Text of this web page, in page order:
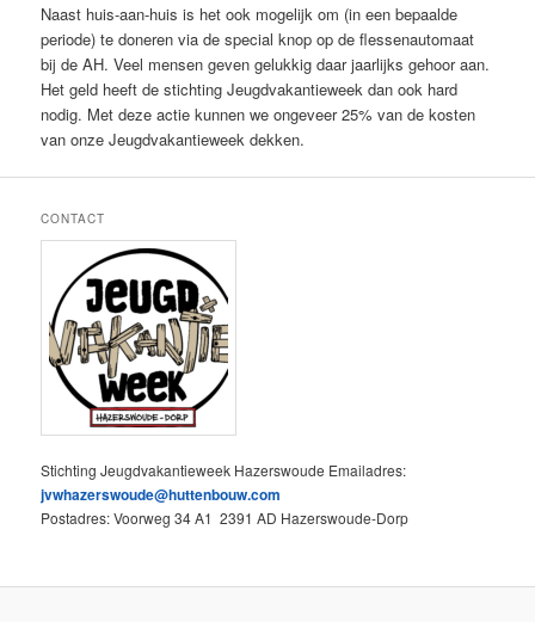
Naast huis-aan-huis is het ook mogelijk om (in een bepaalde
periode) te doneren via de special knop op de flessenautomaat
bij de AH. Veel mensen geven gelukkig daar jaarlijks gehoor aan.
Het geld heeft de stichting Jeugdvakantieweek dan ook hard
nodig. Met deze actie kunnen we ongeveer 25% van de kosten
van onze Jeugdvakantieweek dekken.
CONTACT
Stichting Jeugdvakantieweek Hazerswoude Emailadres:
jvwhazerswoude@huttenbouw.com
Postadres: Voorweg 34 A1 2391 AD Hazerswoude-Dorp